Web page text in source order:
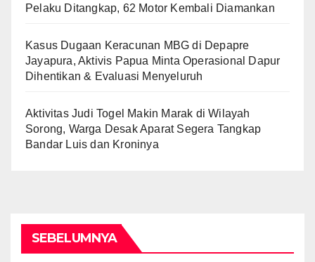
Pelaku Ditangkap, 62 Motor Kembali Diamankan
Kasus Dugaan Keracunan MBG di Depapre
Jayapura, Aktivis Papua Minta Operasional Dapur
Dihentikan & Evaluasi Menyeluruh
Aktivitas Judi Togel Makin Marak di Wilayah
Sorong, Warga Desak Aparat Segera Tangkap
Bandar Luis dan Kroninya
SEBELUMNYA